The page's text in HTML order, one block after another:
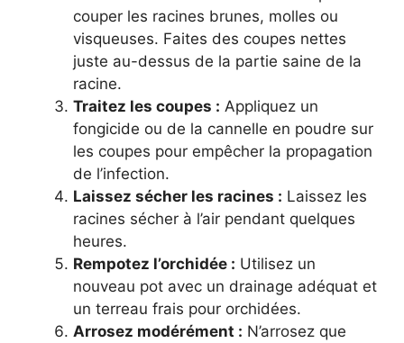
couper les racines brunes, molles ou
visqueuses. Faites des coupes nettes
juste au-dessus de la partie saine de la
racine.
Traitez les coupes : Appliquez un
fongicide ou de la cannelle en poudre sur
les coupes pour empêcher la propagation
de l’infection.
Laissez sécher les racines : Laissez les
racines sécher à l’air pendant quelques
heures.
Rempotez l’orchidée : Utilisez un
nouveau pot avec un drainage adéquat et
un terreau frais pour orchidées.
Arrosez modérément : N’arrosez que